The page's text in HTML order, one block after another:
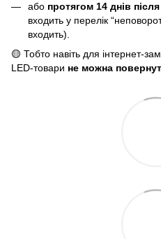
або протягом 14 днів
входить у перелік
входить).
🟡 Тобто навіть для інтернет-
LED-товари не можна